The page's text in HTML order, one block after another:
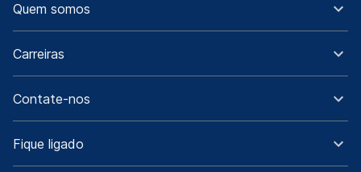
Quem somos
Carreiras
Contate-nos
Fique ligado